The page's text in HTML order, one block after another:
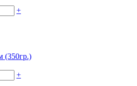
+
(350гр.)
+